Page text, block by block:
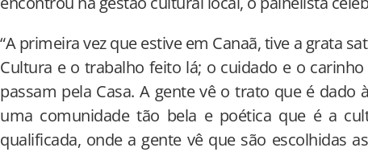
“A primeira vez que estive em Canaã, tive a grata
Cultura e o trabalho feito lá; o cuidado e o
passam pela Casa. A gente vê o trato que é dado
uma comunidade tão bela e poética que é a
qualificada, onde a gente vê que são escolhidas